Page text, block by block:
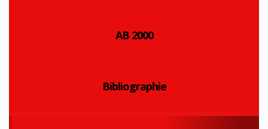
AB 2000
Bibliographie